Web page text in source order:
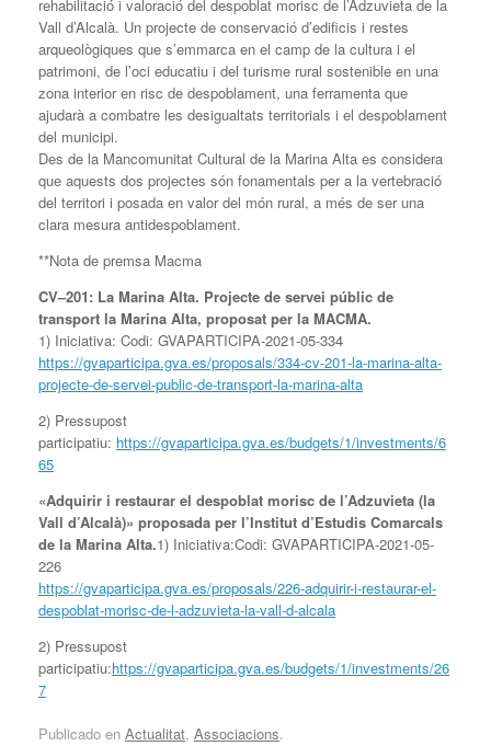
rehabilitació i valoració del despoblat morisc de l’Adzuvieta de la
Vall d’Alcalà. Un projecte de conservació d’edificis i restes
arqueològiques que s’emmarca en el camp de la cultura i el
patrimoni, de l’oci educatiu i del turisme rural sostenible en una
zona interior en risc de despoblament, una ferramenta que
ajudarà a combatre les desigualtats territorials i el despoblament
del municipi.
Des de la Mancomunitat Cultural de la Marina Alta es considera
que aquests dos projectes són fonamentals per a la vertebració
del territori i posada en valor del món rural, a més de ser una
clara mesura antidespoblament.
**Nota de premsa Macma
CV–201: La Marina Alta. Projecte de servei públic de
transport la Marina Alta, proposat per la MACMA.
1) Iniciativa: Codi: GVAPARTICIPA-2021-05-334
https://gvaparticipa.gva.es/proposals/334-cv-201-la-marina-alta-
projecte-de-servei-public-de-transport-la-marina-alta
2) Pressupost
participatiu: https://gvaparticipa.gva.es/budgets/1/investments/6
65
«Adquirir i restaurar el despoblat morisc de l’Adzuvieta (la
Vall d’Alcalà)» proposada per l’Institut d’Estudis Comarcals
de la Marina Alta.1) Iniciativa:Codi: GVAPARTICIPA-2021-05-
226
https://gvaparticipa.gva.es/proposals/226-adquirir-i-restaurar-el-
despoblat-morisc-de-l-adzuvieta-la-vall-d-alcala
2) Pressupost
participatiu:https://gvaparticipa.gva.es/budgets/1/investments/26
7
Publicado en Actualitat, Associacions.